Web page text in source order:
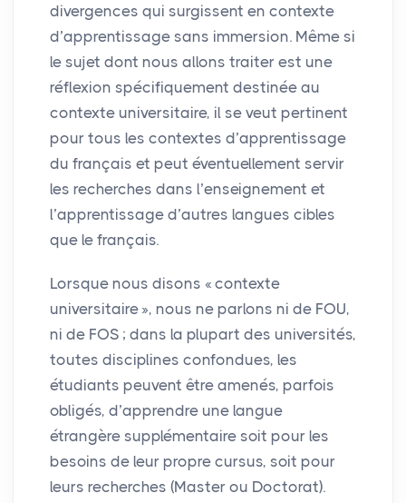
divergences qui surgissent en contexte
d’apprentissage sans immersion. Même si
le sujet dont nous allons traiter est une
réflexion spécifiquement destinée au
contexte universitaire, il se veut pertinent
pour tous les contextes d’apprentissage
du français et peut éventuellement servir
les recherches dans l’enseignement et
l’apprentissage d’autres langues cibles
que le français.
Lorsque nous disons « contexte
universitaire », nous ne parlons ni de FOU,
ni de FOS ; dans la plupart des universités,
toutes disciplines confondues, les
étudiants peuvent être amenés, parfois
obligés, d’apprendre une langue
étrangère supplémentaire soit pour les
besoins de leur propre cursus, soit pour
leurs recherches (Master ou Doctorat).